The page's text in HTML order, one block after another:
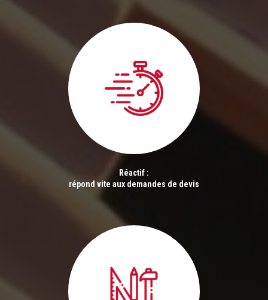
Réactif :
répond vite aux demandes de devis